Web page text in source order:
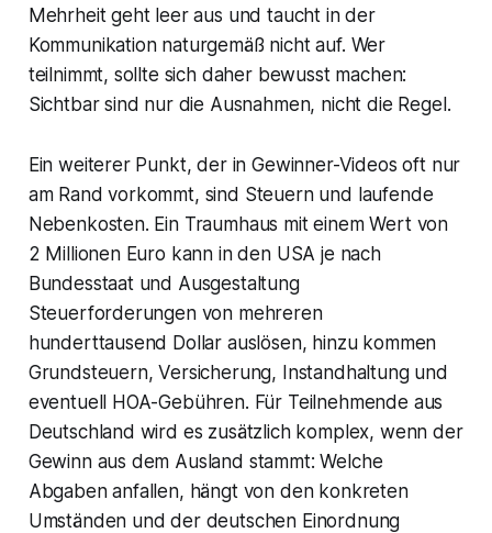
Mehrheit geht leer aus und taucht in der
Kommunikation naturgemäß nicht auf. Wer
teilnimmt, sollte sich daher bewusst machen:
Sichtbar sind nur die Ausnahmen, nicht die Regel.
Ein weiterer Punkt, der in Gewinner-Videos oft nur
am Rand vorkommt, sind Steuern und laufende
Nebenkosten. Ein Traumhaus mit einem Wert von
2 Millionen Euro kann in den USA je nach
Bundesstaat und Ausgestaltung
Steuerforderungen von mehreren
hunderttausend Dollar auslösen, hinzu kommen
Grundsteuern, Versicherung, Instandhaltung und
eventuell HOA-Gebühren. Für Teilnehmende aus
Deutschland wird es zusätzlich komplex, wenn der
Gewinn aus dem Ausland stammt: Welche
Abgaben anfallen, hängt von den konkreten
Umständen und der deutschen Einordnung